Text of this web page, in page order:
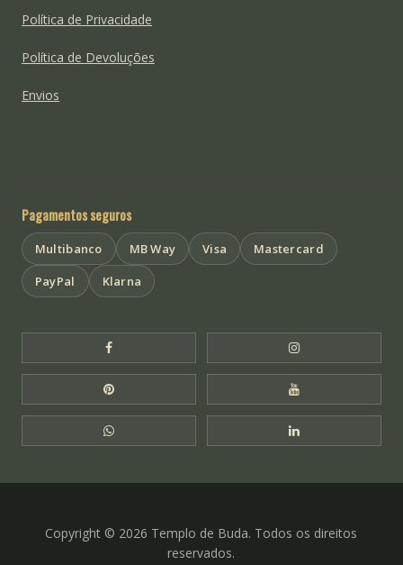
Política de Privacidade
Política de Devoluções
Envios
Pagamentos seguros
Multibanco MB Way Visa
Mastercard
PayPal
Klarna
Facebook Templo de Buda Instagram
Pinterest Templo de Buda YouTube Templo
WhatsApp Templo de Buda LinkedIn Templo
Copyright © 2026 Templo de Buda. Todos os direitos
reservados.